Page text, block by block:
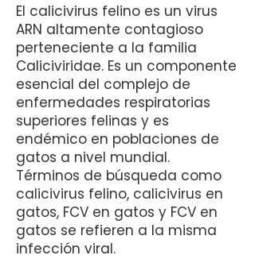
El calicivirus felino es un virus
ARN altamente contagioso
perteneciente a la familia
Caliciviridae. Es un componente
esencial del complejo de
enfermedades respiratorias
superiores felinas y es
endémico en poblaciones de
gatos a nivel mundial.
Términos de búsqueda como
calicivirus felino, calicivirus en
gatos, FCV en gatos y FCV en
gatos se refieren a la misma
infección viral.